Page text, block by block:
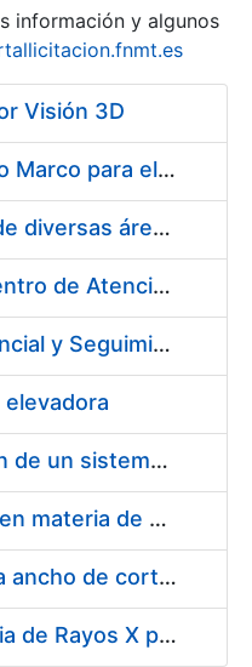
información y algunos
Visión 3D
Suscripción de Acuerdo Marco para el Suministro de Material de Herramienta y Materiales Específicos para Mecanizados
Servicios de Limpieza de diversas áreas y edificios de la Fábrica, Servicio de Acarreo de mobiliario y enseres y Mantenimiento de las Zonas Ajardinadas para la Fábrica de Papel de Burgos de la Fábrica Nacional de Moneda y Timbre – Real Casa de la Moneda
Servicio Externo del Centro de Atención Telefónica (CAT) de la Fábrica Nacional de Moneda y Timbre-Real Casa de la Moneda (Ceres, DNI Electrónico, Revocación/Suspensión/Cancelación de la Suspensión, Devolución, SNE y Trazabilidad del Tabaco)
Servicio Médico Asistencial y Seguimiento del Absentismo Laboral para la Fábrica Nacional de Moneda y Timbre – Real Casa de la Moneda en Burgos
Suministro e instalación de un sistema continuo de monitorización de las emisiones de la caldera en la fábrica de papel Burgos, FNMT-RCM
Servicio de formación, en materia de prevención de riesgos laborales, de cursos de operador de carretillas de manutención, puente grúa, polipastos y plataformas móviles de personal (pemp), en sus sedes de Madrid y Burgos.
Suministro de Guillotina ancho de corte 92 cm
Equipo de Fluorescencia de Rayos X por Dispersión de Energías (EDXRF)